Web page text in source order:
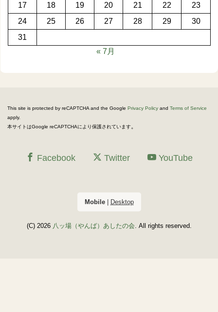
17
18 19 20 21 22
23
24
25 26 27 28 29
30
31
« 7月
This site is protected by reCAPTCHA and the Google Privacy Policy and Terms of Service
apply.
本サイトはGoogle reCAPTCHAにより保護されています。
Facebook Twitter YouTube
Mobile| Desktop
(C) 2026 八ッ場（やんば）あしたの会. All rights reserved.